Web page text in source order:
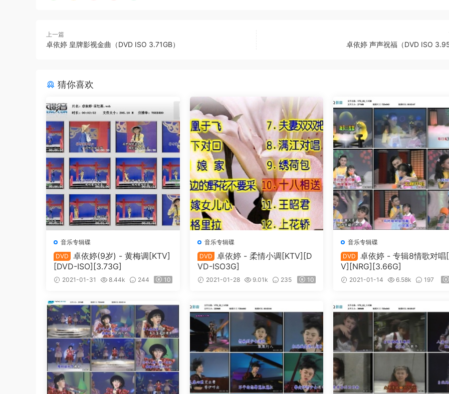
上一篇
卓依婷 皇牌影视金曲（DVD ISO 3.71GB） 卓依婷 声声祝福（DVD ISO
猜你喜欢
音乐专辑碟
DVD
卓依婷(9岁) - 黄梅调[KTV]
[DVD-ISO][3.73G]
2021-01-31 8.44k 244 10
音乐专辑碟
DVD
卓依婷 - 柔情小调[KTV][D
VD-ISO3G]
2021-01-28 9.01k 235 10
音乐专辑碟
DVD
卓依婷 - 专辑8情歌对唱
V][NRG][3.66G]
2021-01-14 6.58k 197